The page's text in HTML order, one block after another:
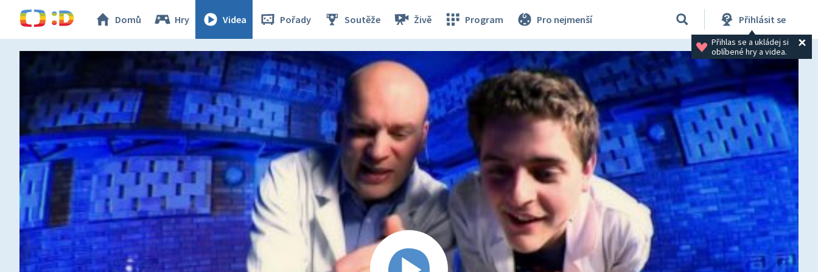
Domů Hry Videa Pořady Soutěže Živě Program Pro nejmenší Přihlásit se
Přihlas se a ukládej si
oblíbené hry a videa.